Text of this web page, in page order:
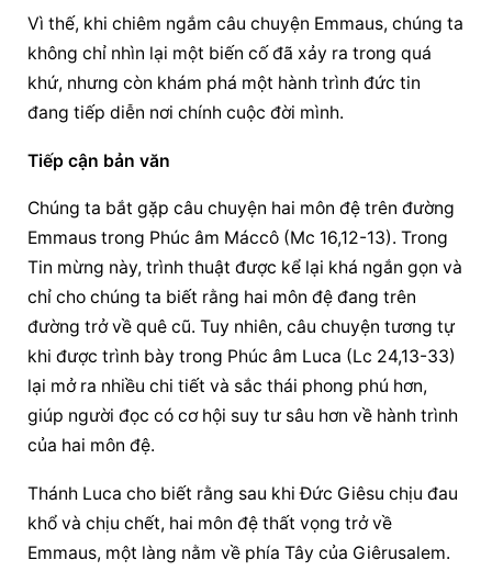
Vì thế, khi chiêm ngắm câu chuyện Emmaus, chúng ta
không chỉ nhìn lại một biến cố đã xảy ra trong quá
khứ, nhưng còn khám phá một hành trình đức tin
đang tiếp diễn nơi chính cuộc đời mình.
Tiếp cận bản văn
Chúng ta bắt gặp câu chuyện hai môn đệ trên đường
Emmaus trong Phúc âm Máccô (Mc 16,12-13). Trong
Tin mừng này, trình thuật được kể lại khá ngắn gọn và
chỉ cho chúng ta biết rằng hai môn đệ đang trên
đường trở về quê cũ. Tuy nhiên, câu chuyện tương tự
khi được trình bày trong Phúc âm Luca (Lc 24,13-33)
lại mở ra nhiều chi tiết và sắc thái phong phú hơn,
giúp người đọc có cơ hội suy tư sâu hơn về hành trình
của hai môn đệ.
Thánh Luca cho biết rằng sau khi Đức Giêsu chịu đau
khổ và chịu chết, hai môn đệ thất vọng trở về
Emmaus, một làng nằm về phía Tây của Giêrusalem.